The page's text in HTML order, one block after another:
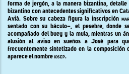
forma de jergón, a la manera bizantina,
bizantino con antecedentes significativos en
Avià. Sobre su cabeza figura la inscripción
sentado con su báculo–, el pesebre, donde
acompañado del buey y la mula, mientras un
alusión al aviso en sueños a José para
frecuentemente sintetizado en la composición
aparece el nombreiosep.